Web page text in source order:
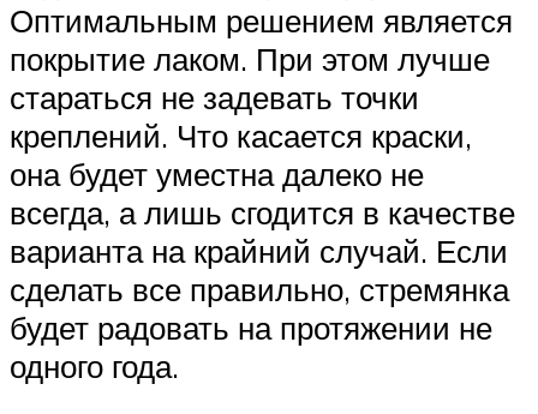
Оптимальным решением является
покрытие лаком. При этом лучше
стараться не задевать точки
креплений. Что касается краски,
она будет уместна далеко не
всегда, а лишь сгодится в качестве
варианта на крайний случай. Если
сделать все правильно, стремянка
будет радовать на протяжении не
одного года.